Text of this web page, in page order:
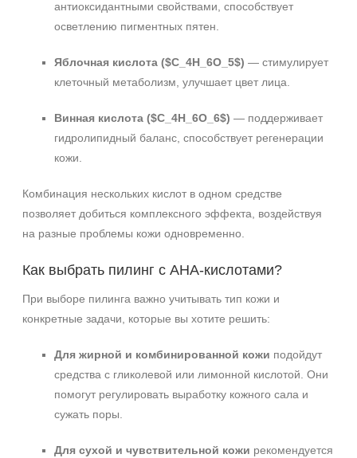
антиоксидантными свойствами, способствует
осветлению пигментных пятен.
Яблочная кислота ($C_4H_6O_5$) — стимулирует
клеточный метаболизм, улучшает цвет лица.
Винная кислота ($C_4H_6O_6$) — поддерживает
гидролипидный баланс, способствует регенерации
кожи.
Комбинация нескольких кислот в одном средстве
позволяет добиться комплексного эффекта, воздействуя
на разные проблемы кожи одновременно.
Как выбрать пилинг с АНА‑кислотами?
При выборе пилинга важно учитывать тип кожи и
конкретные задачи, которые вы хотите решить:
Для жирной и комбинированной кожи подойдут
средства с гликолевой или лимонной кислотой. Они
помогут регулировать выработку кожного сала и
сужать поры.
Для сухой и чувствительной кожи рекомендуется